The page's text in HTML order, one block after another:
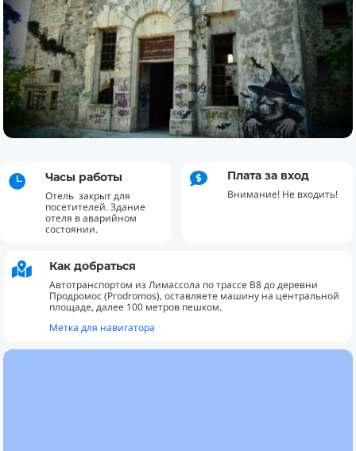
 Часы работы
Отель закрыт для
посетителей. Здание
отеля в аварийном
состоянии.
 Плата за вход
Внимание! Не входить!
 Как добраться
Автотранспортом из Лимассола по трассе B8 до деревни
Продромос (Prodromos), оставляете машину на центральной
площаде, далее 100 метров пешком.
Метка для навигатора